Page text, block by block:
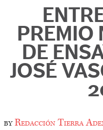
PREMIO
DE
JOSÉ
byRedacción Tierra